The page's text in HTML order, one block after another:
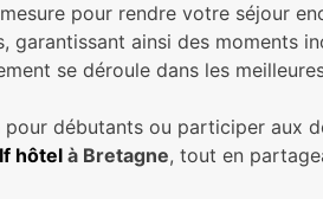
pour rendre votre séjour
ainsi des moments
se déroule dans les
débutants ou participer
hôtel à Bretagne, tout en